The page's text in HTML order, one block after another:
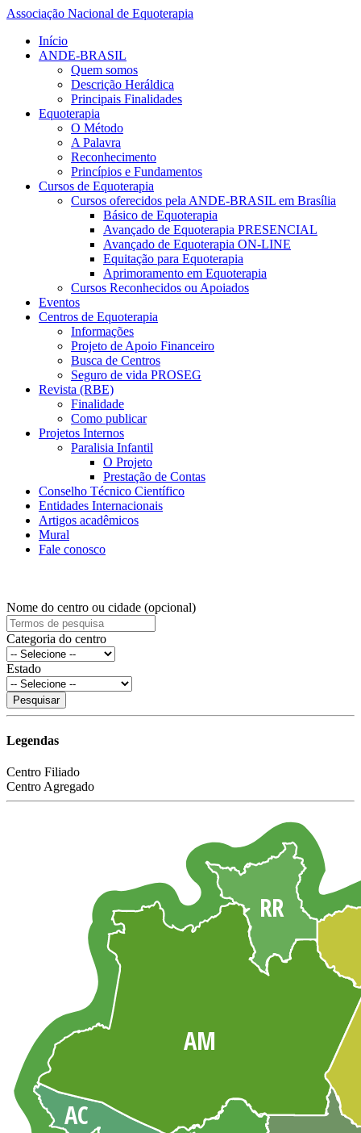
Associação Nacional de Equoterapia
Início
ANDE-BRASIL
Quem somos
Descrição Heráldica
Principais Finalidades
Equoterapia
O Método
A Palavra
Reconhecimento
Princípios e Fundamentos
Cursos de Equoterapia
Cursos oferecidos pela ANDE-BRASIL em Brasília
Básico de Equoterapia
Avançado de Equoterapia PRESENCIAL
Avançado de Equoterapia ON-LINE
Equitação para Equoterapia
Aprimoramento em Equoterapia
Cursos Reconhecidos ou Apoiados
Eventos
Centros de Equoterapia
Informações
Projeto de Apoio Financeiro
Busca de Centros
Seguro de vida PROSEG
Revista (RBE)
Finalidade
Como publicar
Projetos Internos
Paralisia Infantil
O Projeto
Prestação de Contas
Conselho Técnico Científico
Entidades Internacionais
Artigos acadêmicos
Mural
Fale conosco
Nome do centro ou cidade (opcional)
Categoria do centro
Estado
Pesquisar
Legendas
Centro Filiado
Centro Agregado
AC
AM
RR